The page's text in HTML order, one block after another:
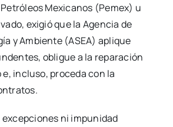
Mexicanos (Pemex) u
exigió que la Agencia de
y Ambiente (ASEA) aplique
obligue a la reparación
incluso, proceda con la
excepciones ni impunidad